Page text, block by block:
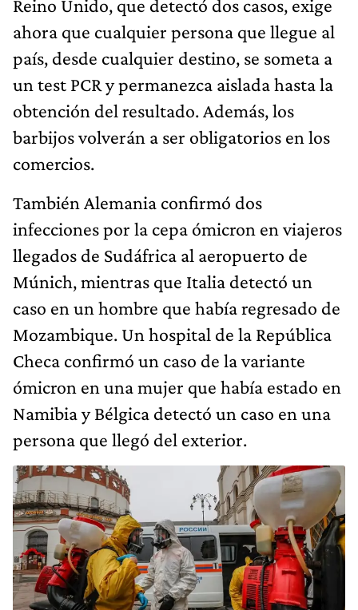
Reino Unido, que detectó dos casos, exige
ahora que cualquier persona que llegue al
país, desde cualquier destino, se someta a
un test PCR y permanezca aislada hasta la
obtención del resultado. Además, los
barbijos volverán a ser obligatorios en los
comercios.
También Alemania confirmó dos
infecciones por la cepa ómicron en viajeros
llegados de Sudáfrica al aeropuerto de
Múnich, mientras que Italia detectó un
caso en un hombre que había regresado de
Mozambique. Un hospital de la República
Checa confirmó un caso de la variante
ómicron en una mujer que había estado en
Namibia y Bélgica detectó un caso en una
persona que llegó del exterior.